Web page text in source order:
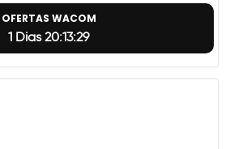
OFERTAS WACOM
1 Dias 20:13:28